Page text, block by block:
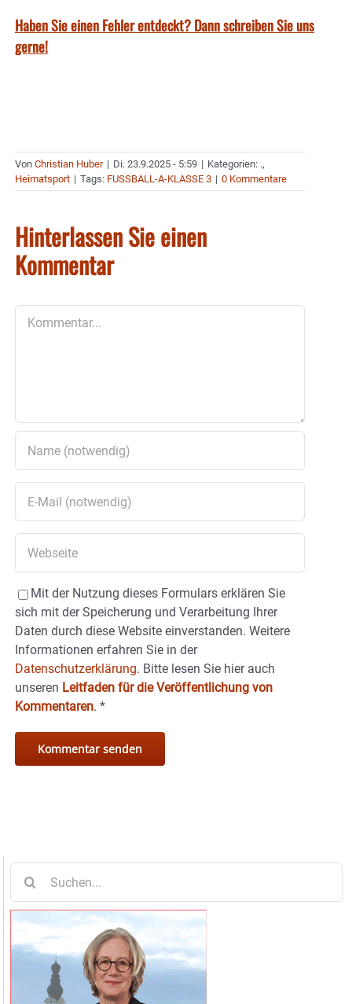
Haben Sie einen Fehler entdeckt? Dann schreiben Sie uns
gerne!
Von Christian Huber | Di. 23.9.2025 - 5:59 | Kategorien: .,
Heimatsport | Tags: FUSSBALL-A-KLASSE 3 | 0 Kommentare
Hinterlassen Sie einen
Kommentar
Mit der Nutzung dieses Formulars erklären Sie
sich mit der Speicherung und Verarbeitung Ihrer
Daten durch diese Website einverstanden. Weitere
Informationen erfahren Sie in der
Datenschutzerklärung. Bitte lesen Sie hier auch
unseren Leitfaden für die Veröffentlichung von
Kommentaren. *
nach: